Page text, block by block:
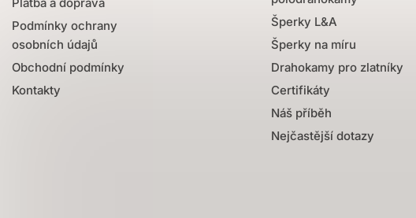
Platba a doprava
Podmínky ochrany
osobních údajů
Obchodní podmínky
Kontakty
Šperky L&A
Šperky na míru
Drahokamy pro zlatníky
Certifikáty
Náš příběh
Nejčastější dotazy